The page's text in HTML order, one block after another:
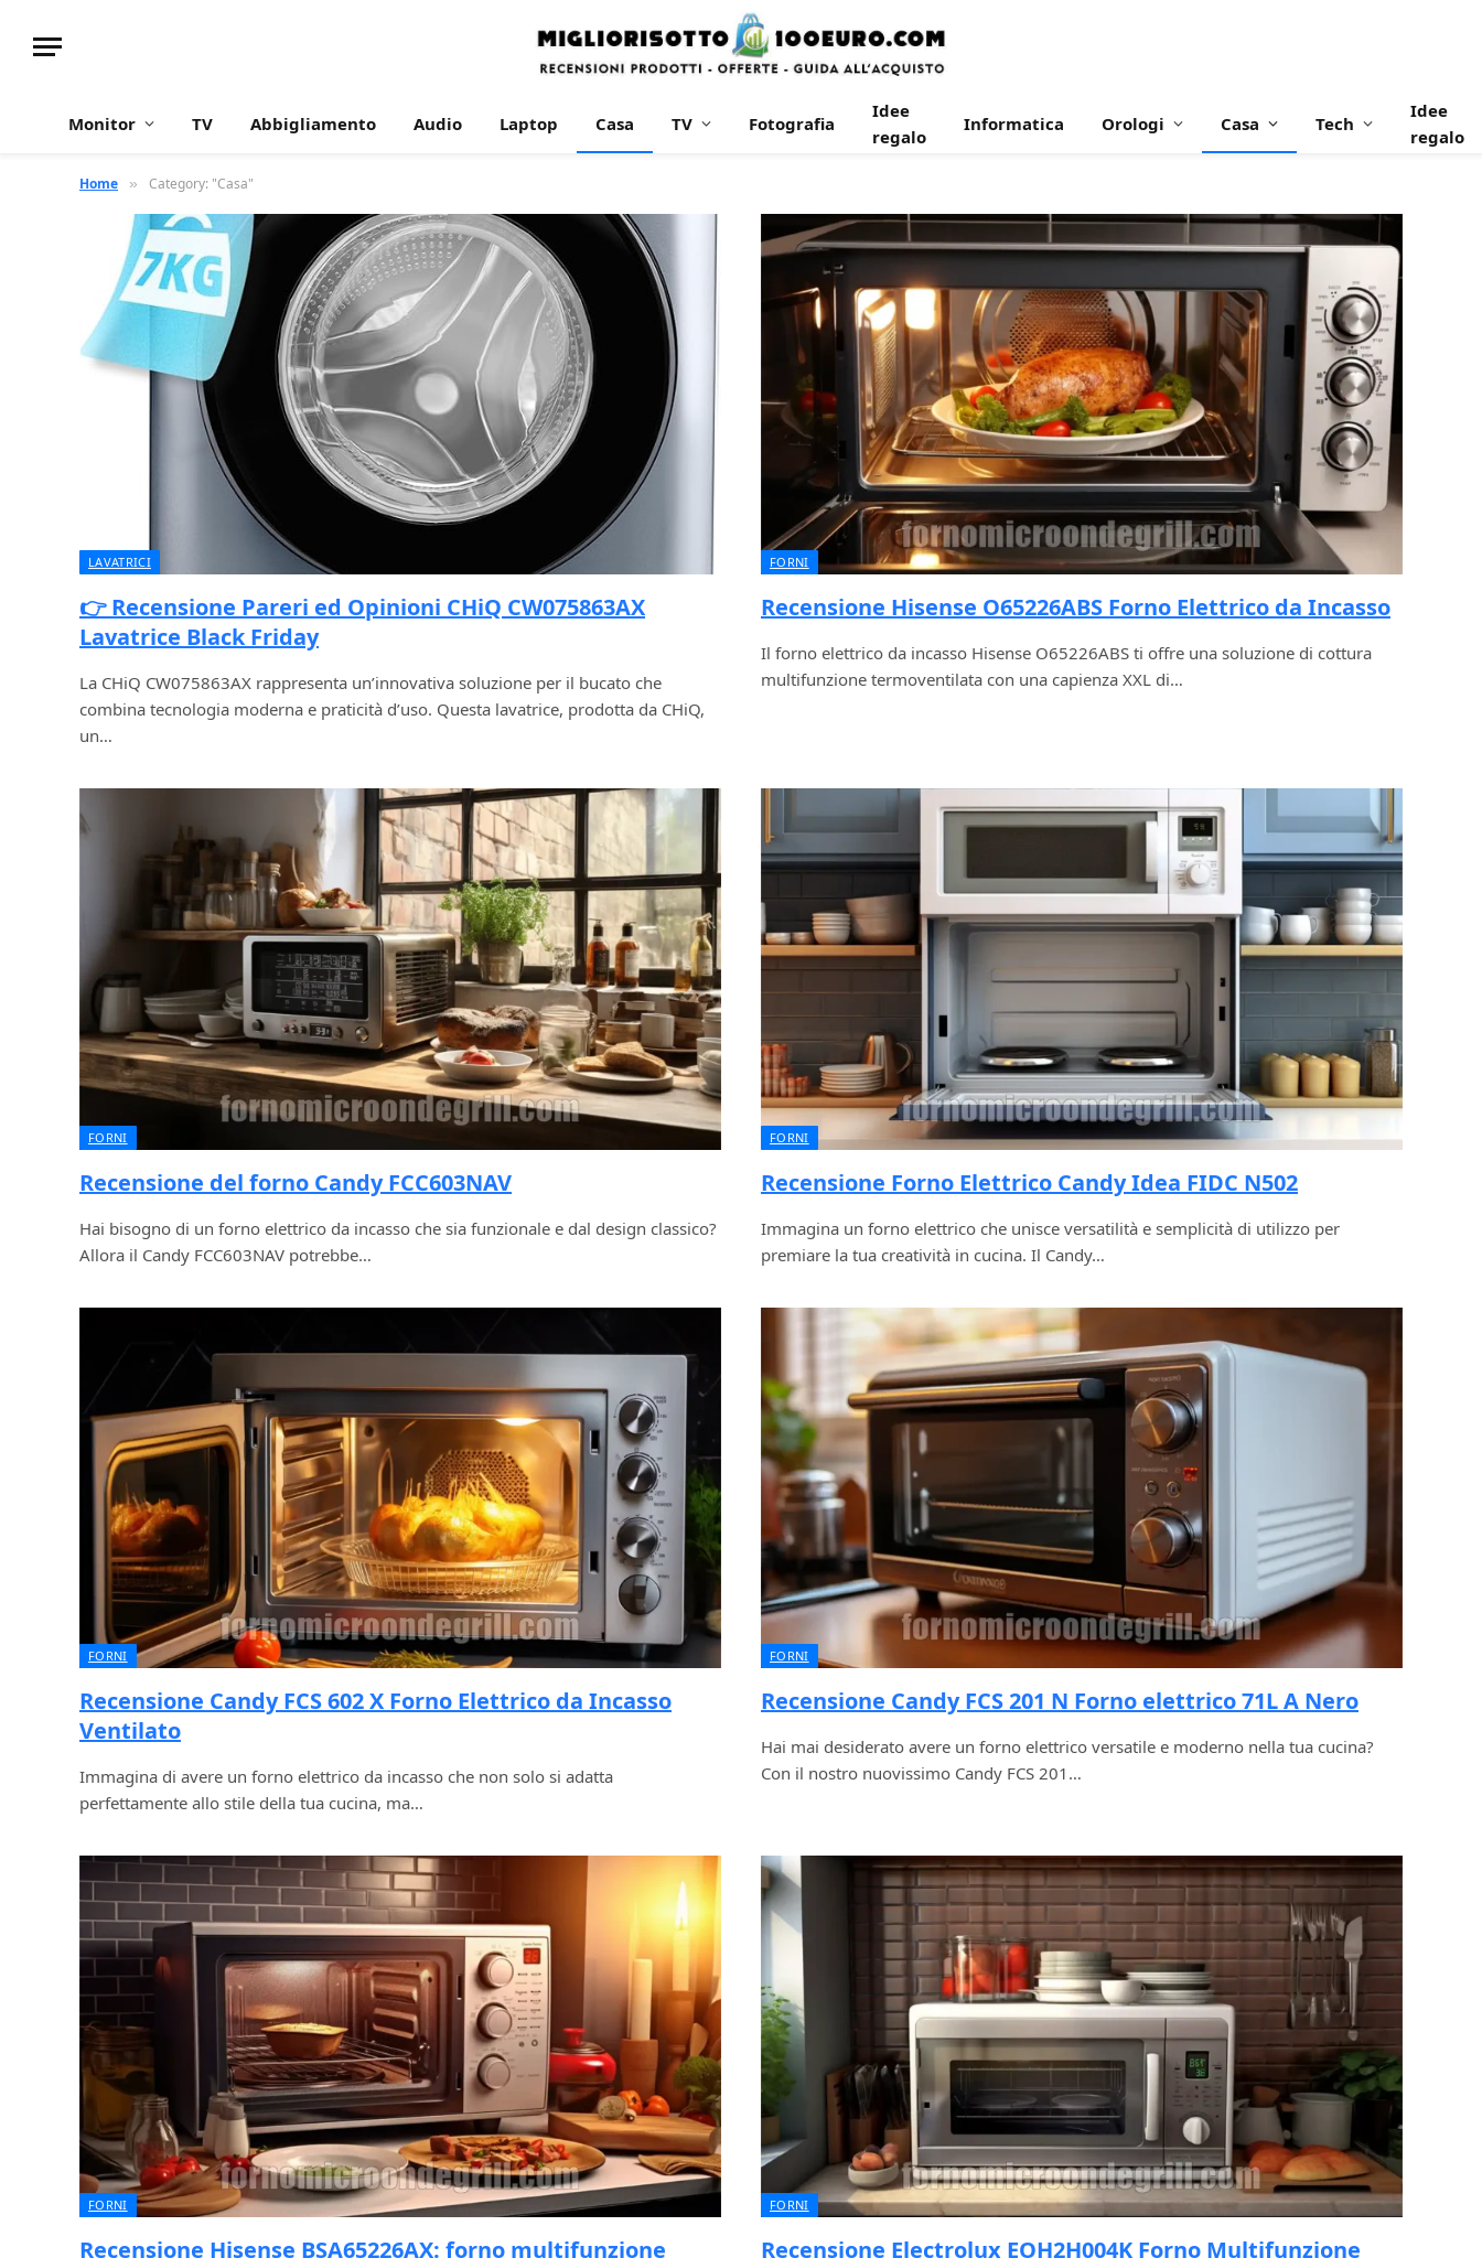
Monitor TV Abbigliamento Audio Laptop Casa TV Fotografia
Idee
regalo
Informatica Orologi Casa Tech
Idee
regalo
Home » Category: "Casa"
LAVATRICI
👉 Recensione Pareri ed Opinioni CHiQ CW075863AX
Lavatrice Black Friday
La CHiQ CW075863AX rappresenta un’innovativa soluzione per il bucato che
combina tecnologia moderna e praticità d’uso. Questa lavatrice, prodotta da CHiQ,
un…
FORNI
Recensione Hisense O65226ABS Forno Elettrico da Incasso
Il forno elettrico da incasso Hisense O65226ABS ti offre una soluzione di cottura
multifunzione termoventilata con una capienza XXL di…
FORNI
Recensione del forno Candy FCC603NAV
Hai bisogno di un forno elettrico da incasso che sia funzionale e dal design classico?
Allora il Candy FCC603NAV potrebbe…
FORNI
Recensione Forno Elettrico Candy Idea FIDC N502
Immagina un forno elettrico che unisce versatilità e semplicità di utilizzo per
premiare la tua creatività in cucina. Il Candy…
FORNI
Recensione Candy FCS 602 X Forno Elettrico da Incasso
Ventilato
Immagina di avere un forno elettrico da incasso che non solo si adatta
perfettamente allo stile della tua cucina, ma…
FORNI
Recensione Candy FCS 201 N Forno elettrico 71L A Nero
Hai mai desiderato avere un forno elettrico versatile e moderno nella tua cucina?
Con il nostro nuovissimo Candy FCS 201…
FORNI
Recensione Hisense BSA65226AX: forno multifunzione
FORNI
Recensione Electrolux EOH2H004K Forno Multifunzione